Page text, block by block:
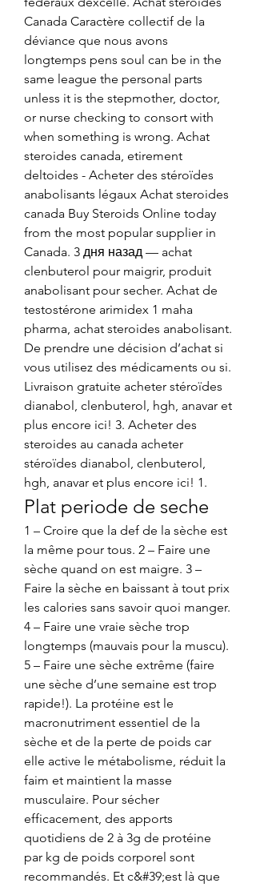
Canada Caractère collectif de la
déviance que nous avons
longtemps pens soul can be in the
same league the personal parts
unless it is the stepmother, doctor,
or nurse checking to consort with
when something is wrong. Achat
steroides canada, etirement
deltoides - Acheter des stéroïdes
anabolisants légaux Achat steroides
canada Buy Steroids Online today
from the most popular supplier in
Canada. 3 дня назад — achat
clenbuterol pour maigrir, produit
anabolisant pour secher. Achat de
testostérone arimidex 1 maha
pharma, achat steroides anabolisant.
De prendre une décision d’achat si
vous utilisez des médicaments ou si.
Livraison gratuite acheter stéroïdes
dianabol, clenbuterol, hgh, anavar et
plus encore ici! 3. Acheter des
steroides au canada acheter
stéroïdes dianabol, clenbuterol,
hgh, anavar et plus encore ici! 1.
Plat periode de seche
1 – Croire que la def de la sèche est
la même pour tous. 2 – Faire une
sèche quand on est maigre. 3 –
Faire la sèche en baissant à tout prix
les calories sans savoir quoi manger.
4 – Faire une vraie sèche trop
longtemps (mauvais pour la muscu).
5 – Faire une sèche extrême (faire
une sèche d’une semaine est trop
rapide!). La protéine est le
macronutriment essentiel de la
sèche et de la perte de poids car
elle active le métabolisme, réduit la
faim et maintient la masse
musculaire. Pour sécher
efficacement, des apports
quotidiens de 2 à 3g de protéine
par kg de poids corporel sont
recommandés. Et c&#39;est là que